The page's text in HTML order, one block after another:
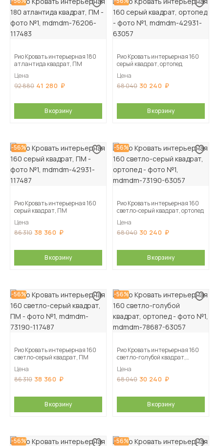
Рио Кровать интерьерная 180
атлантида квадрат, ПМ
Цена
92 880 41 280
В корзину
Рио Кровать интерьерная 160
серый квадрат, ортопед
Цена
68 040 30 240
В корзину
-56%
Рио Кровать интерьерная 160
серый квадрат, ПМ
Цена
86 310 38 360
В корзину
-56%
Рио Кровать интерьерная 160
светло-серый квадрат, ортопед
Цена
68 040 30 240
В корзину
-56%
Рио Кровать интерьерная 160
светло-серый квадрат, ПМ
Цена
86 310 38 360
В корзину
-56%
Рио Кровать интерьерная 160
светло-голубой квадрат,
Цена
68 040 30 240
В корзину
-56% -56%